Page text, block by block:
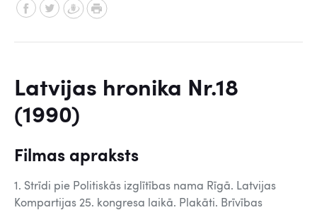
Latvijas hronika Nr.18
(1990)
Filmas apraksts
1. Strīdi pie Politiskās izglītības nama Rīgā. Latvijas
Kompartijas 25. kongresa laikā. Plakāti. Brīvības